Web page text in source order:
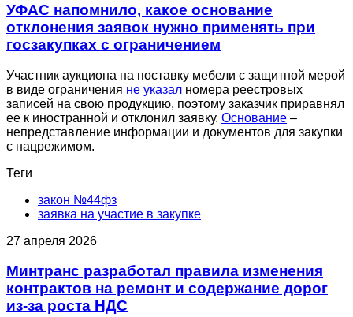
УФАС напомнило, какое основание
отклонения заявок нужно применять при
госзакупках с ограничением
Участник аукциона на поставку мебели с защитной мерой
в виде ограничения не указал номера реестровых
записей на свою продукцию, поэтому заказчик приравнял
ее к иностранной и отклонил заявку. Основание –
непредставление информации и документов для закупки
с нацрежимом.
Теги
закон №44фз
заявка на участие в закупке
27 апреля 2026
Минтранс разработал правила изменения
контрактов на ремонт и содержание дорог
из-за роста НДС